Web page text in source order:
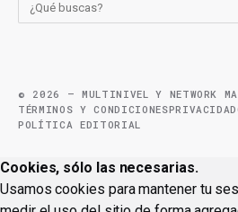
© 2026 — MULTINIVEL Y NETWORK
TÉRMINOS Y CONDICIONESPRIVACIDAD
POLÍTICA EDITORIAL
Cookies, sólo las necesarias.
Usamos cookies para mantener tu